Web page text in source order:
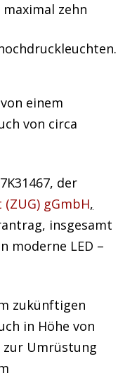
maximal zehn
einem
von circa
der
gGmbH,
insgesamt
moderne LED –
zukünftigen
in Höhe von
zur Umrüstung